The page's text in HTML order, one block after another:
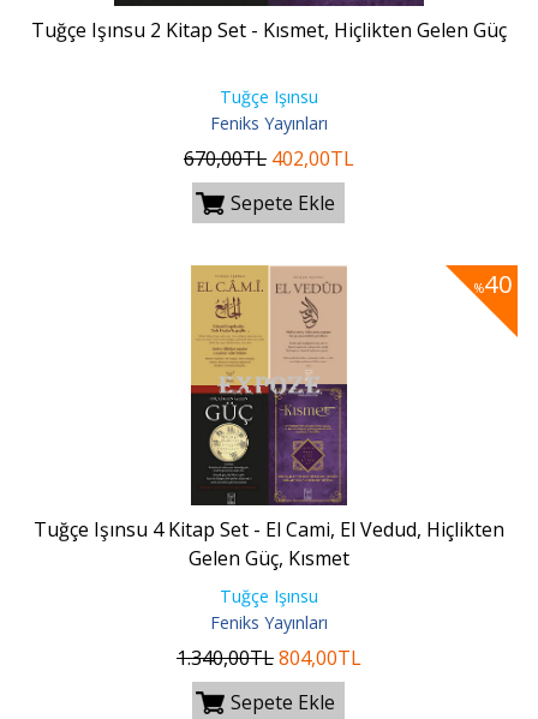
Tuğçe Işınsu 2 Kitap Set - Kısmet, Hiçlikten Gelen Güç
Tuğçe Işınsu
Feniks Yayınları
670,00TL 402,00TL
Sepete Ekle
%40
Tuğçe Işınsu 4 Kitap Set - El Cami, El Vedud, Hiçlikten
Gelen Güç, Kısmet
Tuğçe Işınsu
Feniks Yayınları
1.340,00TL804,00TL
Sepete Ekle